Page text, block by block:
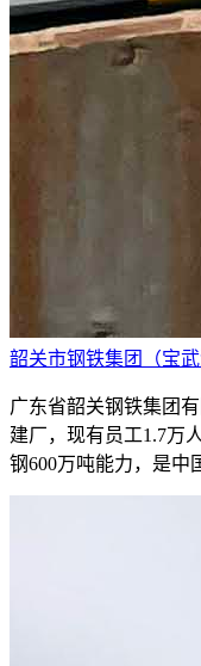
韶关市钢铁集团（宝武
广东省韶关钢铁集团
建厂，现有员工1.7万
钢600万吨能力，是中